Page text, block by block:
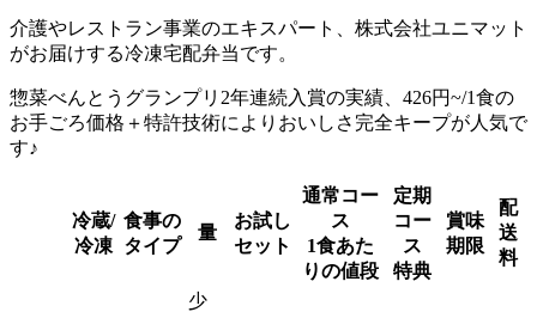
介護やレストラン事業のエキスパート、株式会社ユニマット
がお届けする冷凍宅配弁当です。
惣菜べんとうグランプリ2年連続入賞の実績、426円~/1食の
お手ごろ価格＋特許技術によりおいしさ完全キープが人気で
す♪
冷蔵/
冷凍
食事の
タイプ
量
お試し
セット
通常コー
ス
1食あた
りの値段
定期
コー
ス
特典
賞味
期限
配
送
料
少